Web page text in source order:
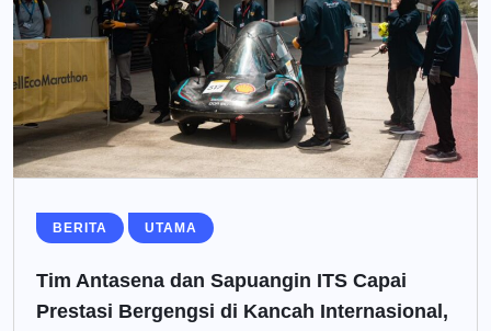
BERITA UTAMA
Tim Antasena dan Sapuangin ITS Capai
Prestasi Bergengsi di Kancah Internasional,